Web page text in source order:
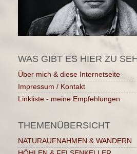
WAS GIBT ES HIER ZU
Über mich & diese Internetseite
Impressum / Kontakt
Linkliste - meine Empfehlungen
THEMENÜBERSICHT
NATURAUFNAHMEN & WANDERN